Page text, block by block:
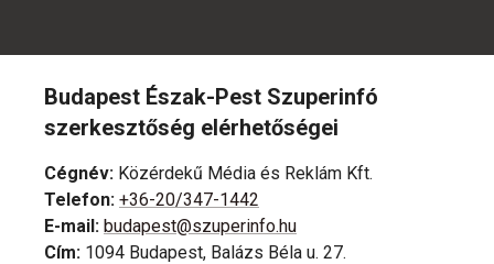
Budapest Észak-Pest Szuperinfó
szerkesztőség elérhetőségei
Cégnév: Közérdekű Média és Reklám Kft.
Telefon: +36-20/347-1442
E-mail: budapest@szuperinfo.hu
Cím: 1094 Budapest, Balázs Béla u. 27.